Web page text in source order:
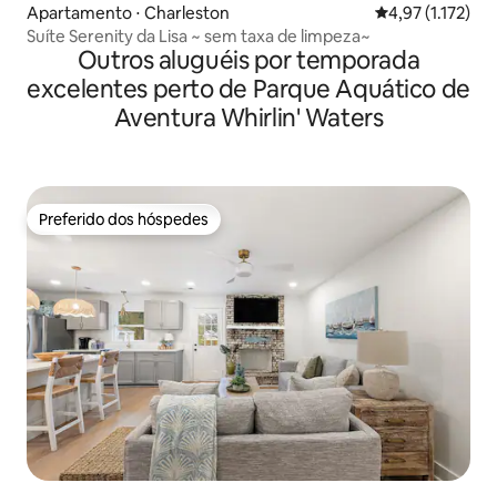
Apartamento ⋅ Charleston 4,97 de uma
4,97 (1.172)
Suíte Serenity da Lisa ~ sem taxa de limpeza~
Outros aluguéis por temporada
excelentes perto de Parque Aquático de
Aventura Whirlin' Waters
Preferido dos hóspedes
Preferido dos hóspedes